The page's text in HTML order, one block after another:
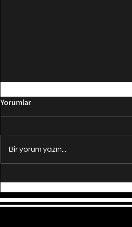
Evrenin Merkezi Nerede?
Yorumlar
Bir yorum yazın...